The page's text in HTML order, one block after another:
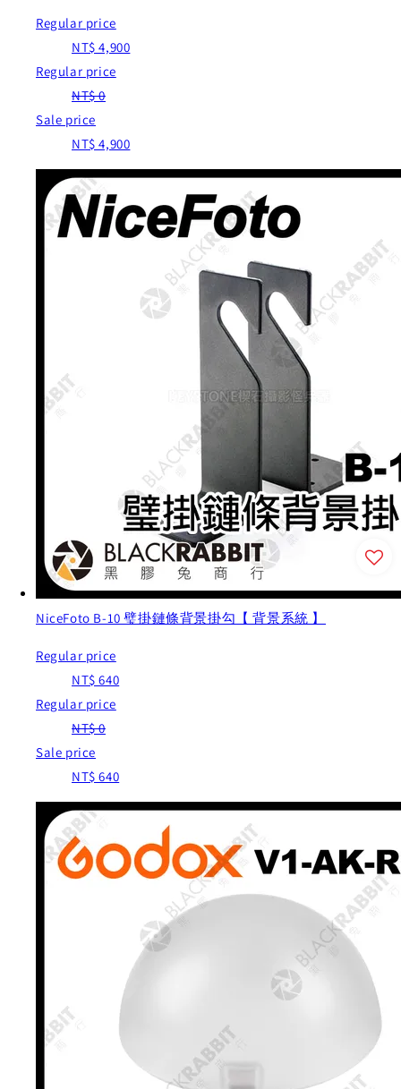
Regular price
NT$ 4,900
Regular price
NT$ 0
Sale price
NT$ 4,900
NiceFoto B-10 璧掛鏈條背景掛勾【 背景系統 】
Regular price
NT$ 640
Regular price
NT$ 0
Sale price
NT$ 640